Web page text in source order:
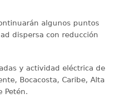
algunos puntos
dispersa con reducción
y actividad eléctrica de
Bocacosta, Caribe, Alta
Petén.